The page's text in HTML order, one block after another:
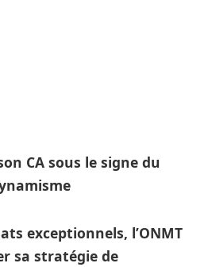
CA sous le signe du
exceptionnels, l’ONMT
sa stratégie de